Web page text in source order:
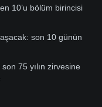
10’u bölüm birincisi
son 10 günün
75 yılın zirvesine